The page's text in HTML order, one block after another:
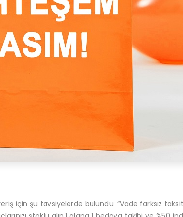
için şu tavsiyelerde bulundu: “Vade farksız